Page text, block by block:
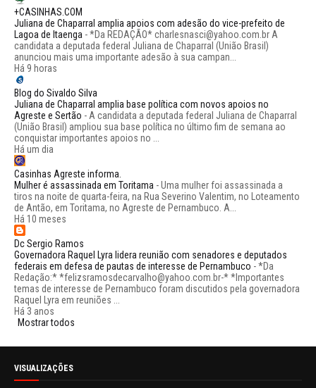
+CASINHAS.COM
Juliana de Chaparral amplia apoios com adesão do vice-prefeito de
Lagoa de Itaenga -*Da REDAÇÃO* charlesnasci@yahoo.com.br A
candidata a deputada federal Juliana de Chaparral (União Brasil)
anunciou mais uma importante adesão à sua campan...
Há 9 horas
Blog do Sivaldo Silva
Juliana de Chaparral amplia base política com novos apoios no
Agreste e Sertão - A candidata a deputada federal Juliana de Chaparral
(União Brasil) ampliou sua base política no último fim de semana ao
conquistar importantes apoios no ...
Há um dia
Casinhas Agreste informa.
Mulher é assassinada em Toritama -Uma mulher foi assassinada a
tiros na noite de quarta-feira, na Rua Severino Valentim, no Loteamento
de Antão, em Toritama, no Agreste de Pernambuco. A...
Há 10 meses
Dc Sergio Ramos
Governadora Raquel Lyra lidera reunião com senadores e deputados
federais em defesa de pautas de interesse de Pernambuco -*Da
Redação:* *felizsramosdecarvalho@yahoo.com.br-* *Importantes
temas de interesse de Pernambuco foram discutidos pela governadora
Raquel Lyra em reuniões ...
Há 3 anos
Mostrar todos
VISUALIZAÇÕES